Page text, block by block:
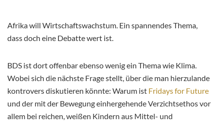
Afrika will Wirtschaftswachstum. Ein spannendes Thema,
dass doch eine Debatte wert ist.
BDS ist dort offenbar ebenso wenig ein Themawie Klima.
Wobei sich die nächste Frage stellt, über die man hierzulande
kontrovers diskutieren könnte: Warum ist Fridays for Future
und der mit der Bewegung einhergehende Verzichtsethos vor
allem bei reichen, weißen Kindern aus Mittel- und